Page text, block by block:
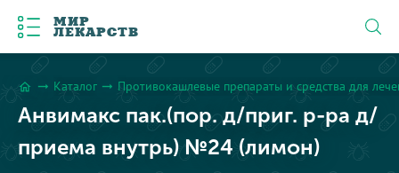
МИР
ЛЕКАРСТВ
home arrow_right_alt Каталог arrow_right_alt Противокашлевые препараты и средства для
Анвимакс пак.(пор. д/приг. р-ра д/
приема внутрь) №24 (лимон)